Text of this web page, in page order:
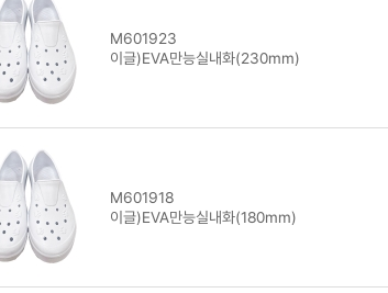
M601923
이글)EVA만능실내화(230mm)
M601918
이글)EVA만능실내화(180mm)